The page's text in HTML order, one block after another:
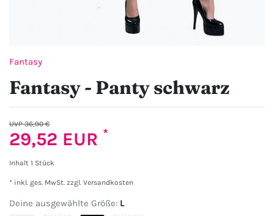
Fantasy
Fantasy - Panty schwarz
UVP 36,90 €
29,52 EUR *
Inhalt 1 Stück
* inkl. ges. MwSt. zzgl. Versandkosten
Deine ausgewählte Größe: L